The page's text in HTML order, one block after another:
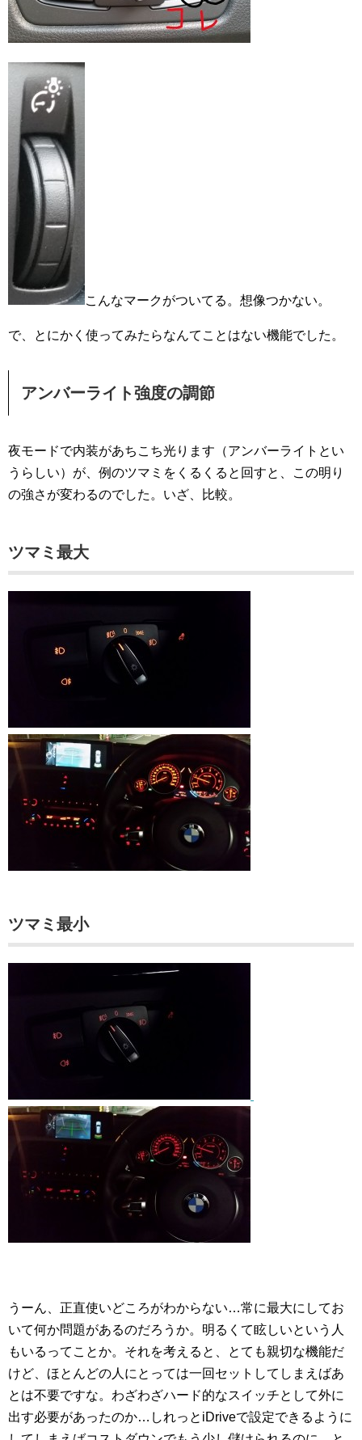
こんなマークがついてる。想像つかない。
で、とにかく使ってみたらなんてことはない機能でした。
アンバーライト強度の調節
夜モードで内装があちこち光ります（アンバーライトとい
うらしい）が、例のツマミをくるくると回すと、この明り
の強さが変わるのでした。いざ、比較。
ツマミ最大
ツマミ最小
うーん、正直使いどころがわからない…常に最大にしてお
いて何か問題があるのだろうか。明るくて眩しいという人
もいるってことか。それを考えると、とても親切な機能だ
けど、ほとんどの人にとっては一回セットしてしまえばあ
とは不要ですな。わざわざハード的なスイッチとして外に
出す必要があったのか…しれっとiDriveで設定できるように